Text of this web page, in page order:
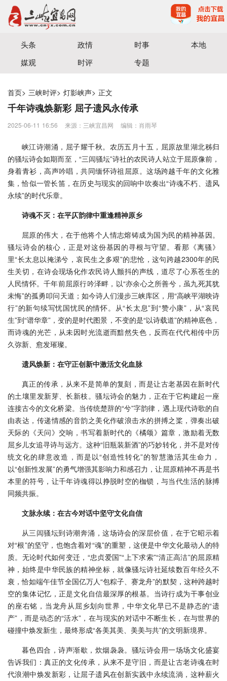
宜昌三峡融媒体中心主办
头条 政情 时事
本地
媒观
时评 专题
首页> 三峡时评> 灯影峡声> 正文
千年诗魂焕新彩 屈子遗风永传承
2025-06-11 16:56 来源：三峡宜昌网 编辑：肖雨琴
峡江诗潮涌，屈子耀千秋。农历五月十五，屈原故里湖北秭归
的骚坛诗会如期而至，“三闾骚坛”诗社的农民诗人站立于屈原像前，
身着青衫，高声吟唱，共同缅怀诗祖屈原。这场跨越千年的文化雅
集，恰似一管长笛，在历史与现实的回响中吹奏出“诗魂不朽、遗风
永续”的时代乐章。
诗魂不灭：在平仄韵律中重逢精神原乡
屈原的伟大，在于他将个人情志熔铸成为国为民的精神基因。
骚坛诗会的核心，正是对这份基因的寻根与守望。看那《离骚》
里“长太息以掩涕兮，哀民生之多艰”的悲怆，这句跨越2300年的民
生关切，在诗会现场化作农民诗人颤抖的声线，道尽了心系苍生的
人民情怀。千年前屈原行吟泽畔，以“亦余心之所善兮，虽九死其犹
未悔”的孤勇叩问天道；如今诗人们漫步三峡库区，用“高峡平湖映诗
行”的新句续写忧国忧民的情怀。从“长太息”到“赞小康”，从“哀民
生”到“谱华章”，变的是时代图景，不变的是“以诗载道”的精神底色，
而诗魂的光芒，从未因时光流逝而黯然失色，反而在代代相传中历
久弥新、愈发璀璨。
遗风焕新：在守正创新中激活文化血脉
真正的传承，从来不是简单的复刻，而是让古老基因在新时代
的土壤里发新芽、长新枝。骚坛诗会的魅力，正在于它构建起一座
连接古今的文化桥梁。当传统楚辞的“兮”字韵律，遇上现代诗歌的自
由表达，传递情感的音韵之美化作破浪击水的拼搏之桨，弹奏出破
天际的《天问》交响，书写着新时代的《橘颂》篇章，激励着无数
屈乡儿女追寻诗与远方。这种“旧瓶装新酒”的巧妙转化，并不是对传
统文化的肆意改造，而是以“创造性转化”的智慧激活其生命力，
以“创新性发展”的勇气增强其影响力和感召力，让屈原精神不再是书
本里的符号，让千年诗魂得以挣脱时空的枷锁，与当代生活的脉搏
同频共振。
文脉永续：在古今对话中坚守文化自信
从三闾骚坛到诗潮奔涌，这场诗会的深层价值，在于它昭示着
对“根”的坚守，也饱含着对“魂”的重塑，这便是中华文化最动人的特
质。无论时代如何变迁，“忠贞爱国”“上下求索”“清正高洁”的屈原精
神，始终是中华民族的精神坐标，就像骚坛诗社延续数百年经久不
衰，恰如端午佳节全国亿万人“包粽子、赛龙舟”的默契，这种跨越时
空的集体记忆，正是文化自信最深厚的根基。当诗行成为干事创业
的座右铭，当龙舟从屈乡划向世界，中华文化早已不是静态的“遗
产”，而是动态的“活水”，在与现实的对话中不断生长，在与世界的
碰撞中焕发新生，最终形成“各美其美、美美与共”的文明新境界。
暮色四合，诗声渐歇，炊烟袅袅。骚坛诗会用一场场文化盛宴
告诉我们：真正的文化传承，从来不是守旧，而是让古老诗魂在时
代浪潮中焕发新彩，让屈子遗风在创新实践中永续流淌，这种薪火